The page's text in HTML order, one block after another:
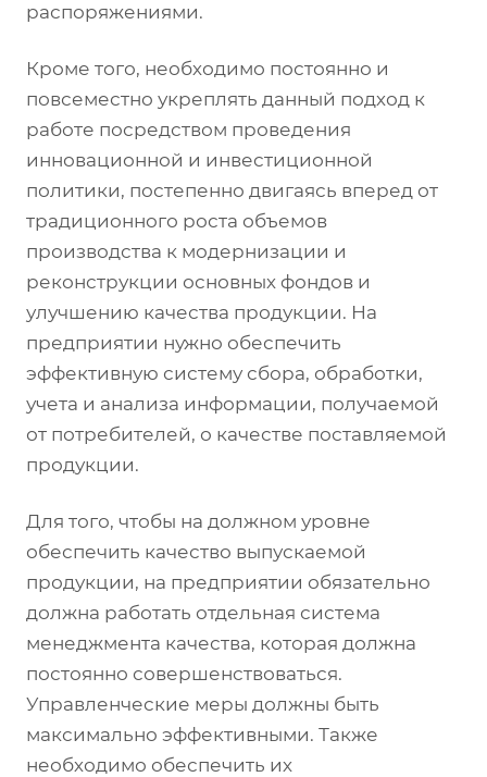
распоряжениями.
Кроме того, необходимо постоянно и
повсеместно укреплять данный подход к
работе посредством проведения
инновационной и инвестиционной
политики, постепенно двигаясь вперед от
традиционного роста объемов
производства к модернизации и
реконструкции основных фондов и
улучшению качества продукции. На
предприятии нужно обеспечить
эффективную систему сбора, обработки,
учета и анализа информации, получаемой
от потребителей, о качестве поставляемой
продукции.
Для того, чтобы на должном уровне
обеспечить качество выпускаемой
продукции, на предприятии обязательно
должна работать отдельная система
менеджмента качества, которая должна
постоянно совершенствоваться.
Управленческие меры должны быть
максимально эффективными. Также
необходимо обеспечить их